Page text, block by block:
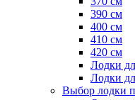
390 см
400 см
410 см
420 см
Лодки
Лодки
Выбор лодки